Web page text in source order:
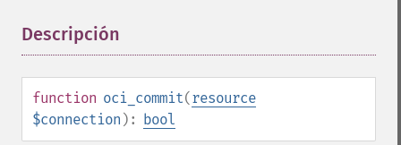
Descripción
function oci_commit(resource
$connection ): bool